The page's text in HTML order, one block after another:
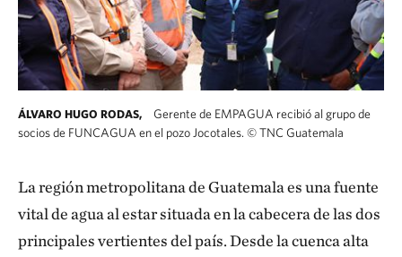
ÁLVARO HUGO RODAS,
Gerente de EMPAGUA recibió al grupo de
socios de FUNCAGUA en el pozo Jocotales. ©TNC Guatemala
La región metropolitana de Guatemala es una fuente
vital de agua al estar situada en la cabecera de las dos
principales vertientes del país. Desde la cuenca alta